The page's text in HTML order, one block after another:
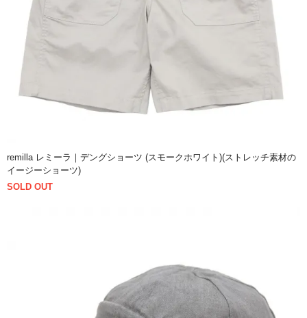
remilla レミーラ｜デングショーツ (スモークホワイト)(ストレッチ素材の
イージーショーツ)
SOLD OUT